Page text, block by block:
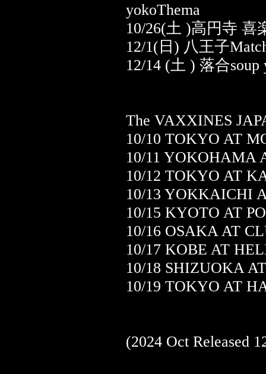
yokoThema
10/26(土 )高円寺 喜
12/1(日) 八王子
12/14 (土 ) 落合soup
The VAXXINES
10/10 TOKYO AT
10/11 YOKOHAMA
10/12 TOKYO AT
10/13 YOKKAICHI
10/15 KYOTO AT
10/16 OSAKA AT
10/17 KOBE AT
10/18 SHIZUOKA
10/19 TOKYO AT
(2024 Oct Released